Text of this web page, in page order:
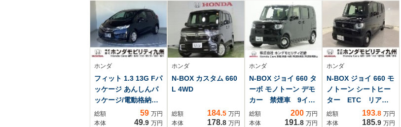
ホンダ
フィット 1.3 13G Fパ
ッケージ あんしんパ
ッケージ/電動格納ミ
ラー/プライバシーガ
ラス
総額 59 万円
本体
49.9 万円
ホンダ
N-BOX カスタム 660
L 4WD
総額 184.5 万円
本体
178.8 万円
ホンダ
N-BOX ジョイ 660 タ
ーボ モノトーン デモ
カー 禁煙車 9イン
チナビ 全周囲カメ
ラ ドラレコ
総額 200 万円
本体
191.8 万円
ホンダ
N-BOX ジョイ 660 モ
ノトーン シートヒー
ター ETC リアカ
メラ
総額 193.8 万円
本体
185.9 万円